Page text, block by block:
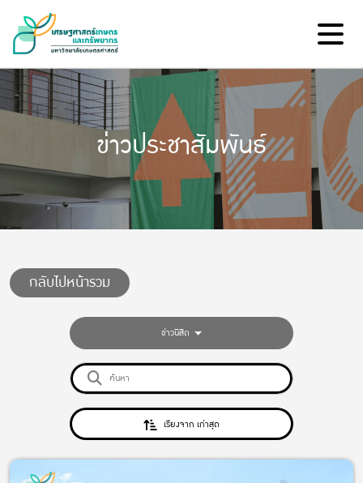
ข่าวประชาสัมพันธ์
กลับไปหน้ารวม
ข่าวนิสิต
เรียงจาก เก่าสุด